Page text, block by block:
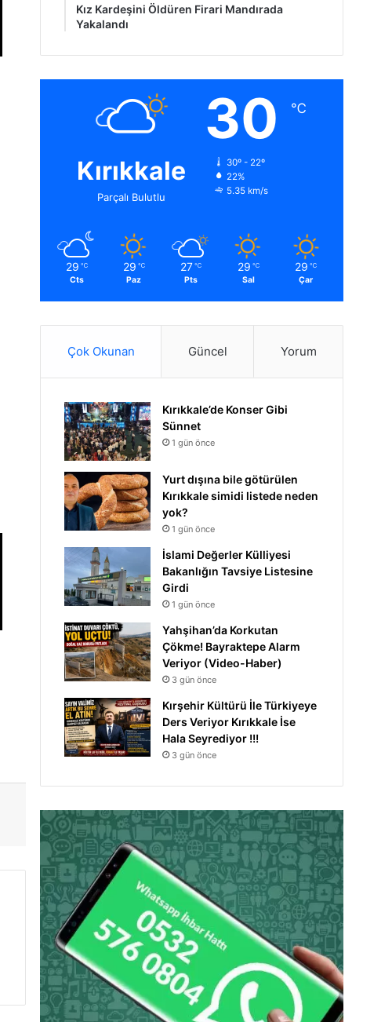
Kız Kardeşini Öldüren Firari Mandırada
Yakalandı
Kırıkkale
Parçalı Bulutlu
30 ℃
30º - 22º
22%
5.35 km/s
29 ℃
Cts
29 ℃
Paz
27 ℃
Pts
29 ℃
Sal
29 ℃
Çar
Çok Okunan Güncel Yorum
Kırıkkale’de Konser Gibi
Sünnet
1 gün önce
Yurt dışına bile götürülen
Kırıkkale simidi listede neden
yok?
1 gün önce
İslami Değerler Külliyesi
Bakanlığın Tavsiye Listesine
Girdi
1 gün önce
Yahşihan’da Korkutan
Çökme! Bayraktepe Alarm
Veriyor (Video-Haber)
3 gün önce
Kırşehir Kültürü İle Türkiyeye
Ders Veriyor Kırıkkale İse
Hala Seyrediyor !!!
3 gün önce